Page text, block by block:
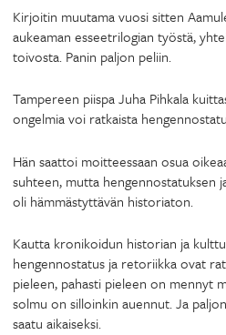
Kirjoitin muutama vuosi sitten
aukeaman esseetrilogian työstä,
toivosta. Panin paljon peliin.
Tampereen piispa Juha Pihkala
ongelmia voi ratkaista
Hän saattoi moitteessaan osua
suhteen, mutta hengennostatuksen
oli hämmästyttävän historiaton.
Kautta kronikoidun historian ja
hengennostatus ja retoriikka ovat
pieleen, pahasti pieleen on mennyt
solmu on silloinkin auennut. Ja
saatu aikaiseksi.